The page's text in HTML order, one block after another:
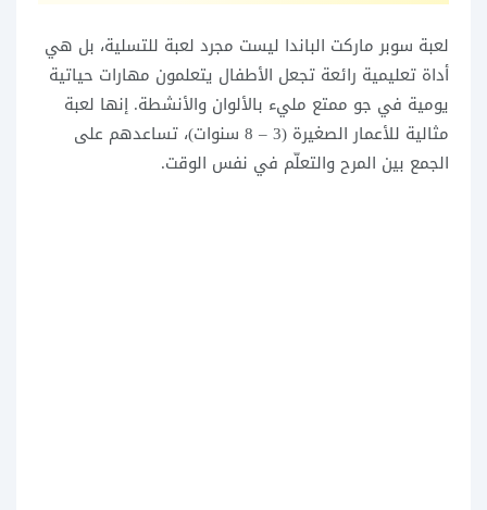
لعبة سوبر ماركت الباندا ليست مجرد لعبة للتسلية، بل هي
أداة تعليمية رائعة تجعل الأطفال يتعلمون مهارات حياتية
يومية في جو ممتع مليء بالألوان والأنشطة. إنها لعبة
مثالية للأعمار الصغيرة (3 – 8 سنوات)، تساعدهم على
الجمع بين المرح والتعلّم في نفس الوقت.